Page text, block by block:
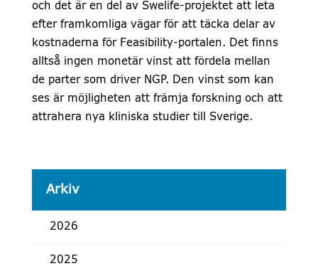
och det är en del av Swelife-projektet att leta
efter framkomliga vägar för att täcka delar av
kostnaderna för Feasibility-portalen. Det finns
alltså ingen monetär vinst att fördela mellan
de parter som driver NGP. Den vinst som kan
ses är möjligheten att främja forskning och att
attrahera nya kliniska studier till Sverige.
Arkiv
2026
2025